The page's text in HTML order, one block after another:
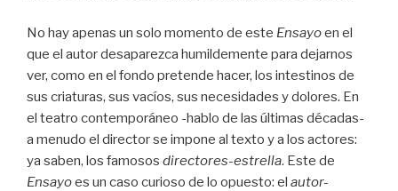
No hay apenas un solo momento de este Ensayoen el
que el autor desaparezca humildemente para dejarnos
ver, como en el fondo pretende hacer, los intestinos de
sus criaturas, sus vacíos, sus necesidades y dolores. En
el teatro contemporáneo -hablo de las últimas décadas-
a menudo el director se impone al texto y a los actores:
ya saben, los famosos directores-estrella. Este de
Ensayoes un caso curioso de lo opuesto: el autor-